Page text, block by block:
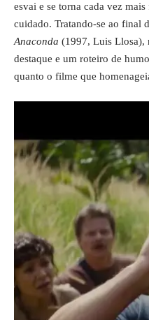
esvai e se torna cada vez
cuidado. Tratando-se ao final
Anaconda (1997, Luis Llosa),
destaque e um roteiro de
quanto o filme que